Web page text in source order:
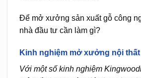
Để mở xưởng sản xuất gỗ công
nhà đầu tư cần làm gì?
Kinh nghiệm mở xưởng nội
Với một số kinh nghiệm